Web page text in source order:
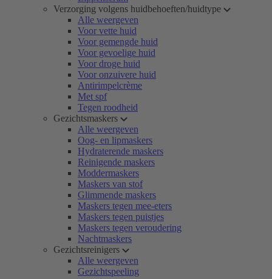
Verzorging volgens huidbehoeften/huidtype
Alle weergeven
Voor vette huid
Voor gemengde huid
Voor gevoelige huid
Voor droge huid
Voor onzuivere huid
Antirimpelcrème
Met spf
Tegen roodheid
Gezichtsmaskers
Alle weergeven
Oog- en lipmaskers
Hydraterende maskers
Reinigende maskers
Moddermaskers
Maskers van stof
Glimmende maskers
Maskers tegen mee-eters
Maskers tegen puistjes
Maskers tegen veroudering
Nachtmaskers
Gezichtsreinigers
Alle weergeven
Gezichtspeeling